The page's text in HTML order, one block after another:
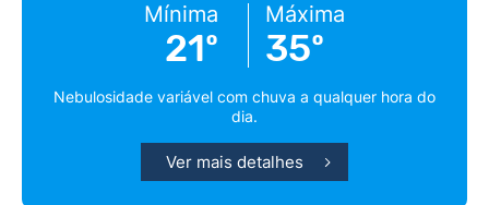
Mínima
21º
Máxima
35º
Nebulosidade variável com chuva a qualquer hora do
dia.
Ver mais detalhes